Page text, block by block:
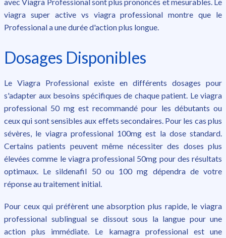
avec Viagra Professional sont plus prononcés et mesurables. Le
viagra super active vs viagra professional montre que le
Professional a une durée d'action plus longue.
Dosages Disponibles
Le Viagra Professional existe en différents dosages pour
s'adapter aux besoins spécifiques de chaque patient. Le viagra
professional 50 mg est recommandé pour les débutants ou
ceux qui sont sensibles aux effets secondaires. Pour les cas plus
sévères, le viagra professional 100mg est la dose standard.
Certains patients peuvent même nécessiter des doses plus
élevées comme le viagra professional 50mg pour des résultats
optimaux. Le sildenafil 50 ou 100 mg dépendra de votre
réponse au traitement initial.
Pour ceux qui préfèrent une absorption plus rapide, le viagra
professional sublingual se dissout sous la langue pour une
action plus immédiate. Le kamagra professional est une